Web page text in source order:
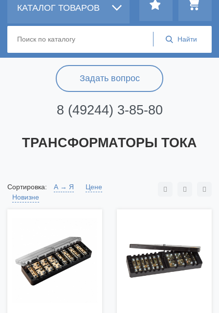
Задать вопрос
8 (49244) 3-85-80
КАТАЛОГ ТОВАРОВ
ТРАНСФОРМАТОРЫ ТОКА
Сортировка: А → Я
Цене
Новизне